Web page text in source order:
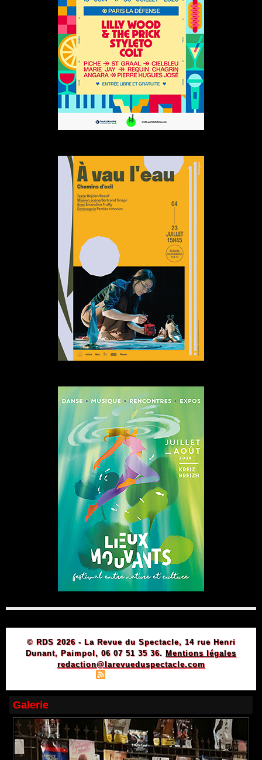
© RDS 2026 - La Revue du Spectacle, 14 rue Henri
Dunant, Paimpol, 06 07 51 35 36. Mentions légales
redaction@larevueduspectacle.com
Galerie